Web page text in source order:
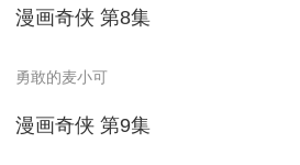
漫画奇侠 第8集
勇敢的麦小可
漫画奇侠 第9集